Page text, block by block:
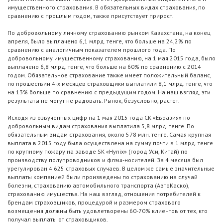
имущественного страхования. В обязательных видах страхования, по
сравнению с прошлым годом, также присутствует прирост.
По добровольному личному страхованию рынком Казахстана, на конец
апреля, было выплачено 6,1 млрд. тенге, что больше на 24,2% по
сравнению с аналогичным показателем прошлого года. По
добровольному имущественному страхованию, на 1 мая 2015 года, было
выплачено 6,8 млрд. тенге, что больше на 60% по сравнению с 2014
годом. Обязательное страхование также имеет положительный баланс,
по прошествии 4-х месяцев страховщики выплатили 8,1 млрд. тенге, что
на 13% больше по сравнению с предыдущим годом. На наш взгляд, эти
результаты не могут не радовать. Рынок, безусловно, растет.
Исходя из озвученных цифр на 1 мая 2015 года СК «Евразия» по
добровольным видам страхования выплатила 5,8 млрд. тенге. По
обязательным видам страхования, около 578 млн. тенге. Самая крупная
выплата в 2015 году была осуществлена на сумму почти в 1 млрд. тенге
по крупному пожару на заводе SK «Hynix» (город Уси, Китай) по
производству полупроводников и флэш-носителей. За 4 месяца был
урегулирован 4 625 страховых случаев. В целом же самые значительные
выплаты компанией были произведены по страхованию на случай
болезни, страхованию автомобильного транспорта (АвтоКаско),
страхованию имущества. На наш взгляд, отношения потребителей к
брендам страховщиков, процедурой и размером страхового
возмещения должны быть удовлетворены 60-70% клиентов от тех, кто
получал выплаты от страховщиков.